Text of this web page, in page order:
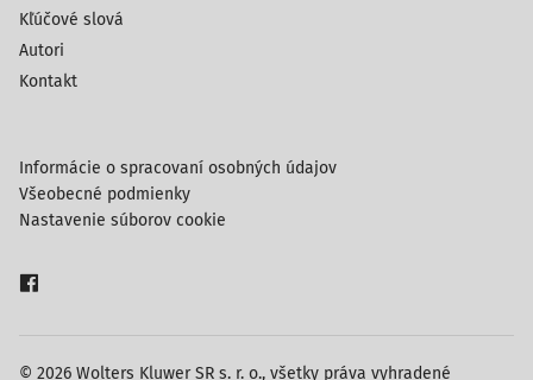
Kľúčové slová
Autori
Kontakt
© 2026 Wolters Kluwer SR s. r. o., všetky práva vyhradené
Informácie o spracovaní osobných údajov
Všeobecné podmienky
Nastavenie súborov cookie